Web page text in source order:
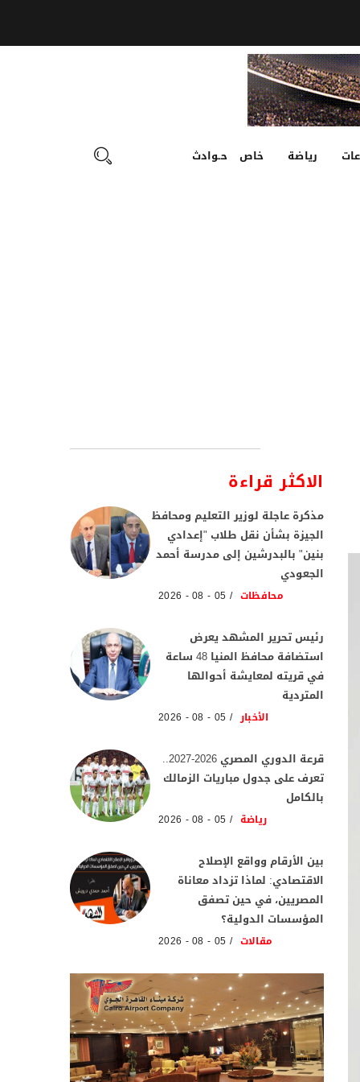
رياضة خاص حـوادث
الاكثر قراءة
مذكرة عاجلة لوزير التعليم ومحافظ
الجيزة بشأن نقل طلاب "إعدادي
بنين" بالبدرشين إلى مدرسة أحمد
الجعودي
محافظات 05 - 08 - 2026
رئيس تحرير المشهد يعرض
استضافة محافظ المنيا 48 ساعة
في قريته لمعايشة أحوالها
المتردية
الأخبار 05 - 08 - 2026
قرعة الدوري المصري 2026-2027..
تعرف على جدول مباريات الزمالك
بالكامل
رياضة 05 - 08 - 2026
بين الأرقام وواقع الإصلاح
الاقتصادي: لماذا تزداد معاناة
المصريين، في حين تصفق
المؤسسات الدولية؟
مقالات 05 - 08 - 2026